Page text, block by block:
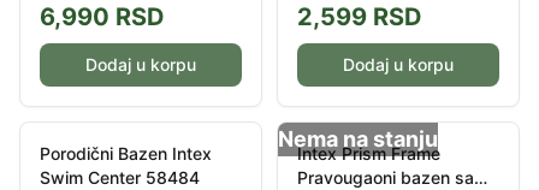
6,990 RSD
Dodaj u korpu
2,599 RSD
Dodaj u korpu
Porodični Bazen Intex
Swim Center 58484
Nema na stanju
Intex Prism Frame
Pravougaoni bazen sa